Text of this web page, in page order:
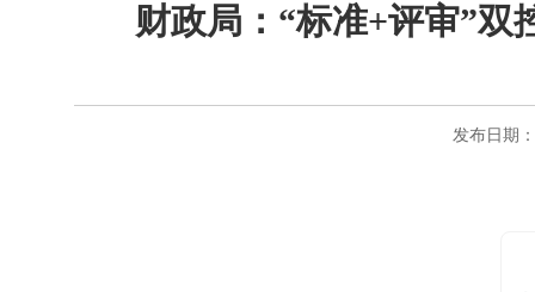
财政局：“标准+评审”双
发布日期